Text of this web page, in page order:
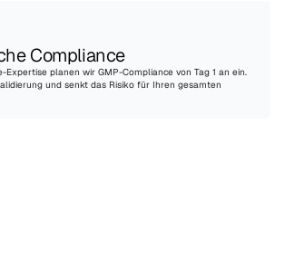
Compliance
Expertise planen wir GMP-Compliance von Tag 1 an ein.
und senkt das Risiko für Ihren gesamten